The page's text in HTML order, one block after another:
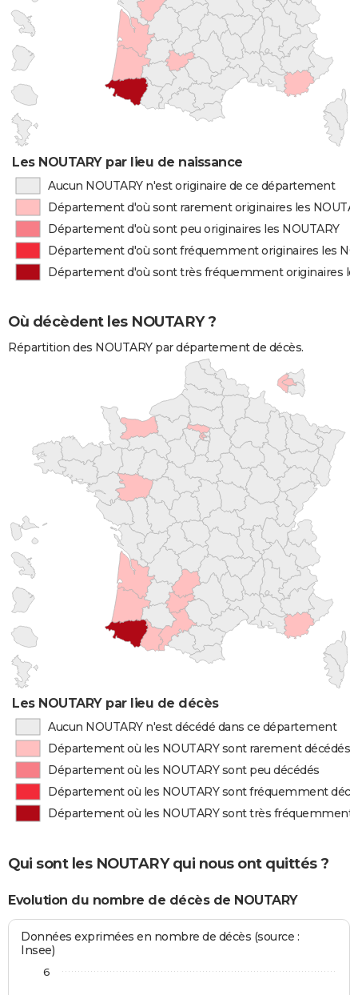
Les NOUTARY par lieu de naissance
Aucun NOUTARY n'est originaire de ce département
Département d'où sont rarement originaires les
Département d'où sont peu originaires les NOUTARY
Département d'où sont fréquemment originaires les
Département d'où sont très fréquemment originaires
Où décèdent les NOUTARY ?
Répartition des NOUTARY par département de décès.
Les NOUTARY par lieu de décès
Aucun NOUTARY n'est décédé dans ce département
Département où les NOUTARY sont rarement décédés
Département où les NOUTARY sont peu décédés
Département où les NOUTARY sont fréquemment
Département où les NOUTARY sont très fréquemment
Qui sont les NOUTARY qui nous ont quittés ?
Evolution du nombre de décès de NOUTARY
Données exprimées en nombre de décès (source :
Insee)
6